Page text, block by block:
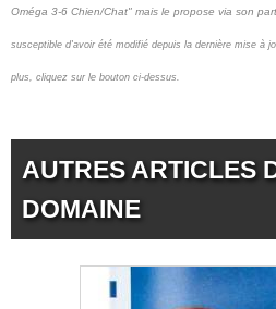
Oméga 3-6 Chien/Chat" mais le propose via son
susceptible d'avoir été modifié depuis la dernière mise à
plus, cliquez sur le bouton ci-dessus.
AUTRES ARTICLES
DOMAINE